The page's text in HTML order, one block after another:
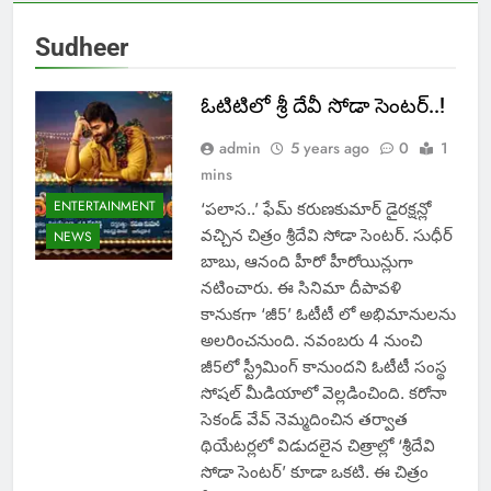
Sudheer
ENTERTAINMENT
NEWS
ఓటిటిలో శ్రీ దేవీ సోడా సెంటర్..!
admin 5 years ago 0
1
mins
‘పలాస..’ ఫేమ్ కరుణకుమార్ డైరక్షన్లో
వచ్చిన చిత్రం శ్రీదేవి సోడా సెంటర్. సుధీర్
బాబు, ఆనంది హీరో హీరోయిన్లుగా
నటించారు. ఈ సినిమా దీపావళి
కానుకగా ‘జీ5’ ఓటీటీ లో అభిమానులను
అలరించనుంది. నవంబరు 4 నుంచి
జీ5లో స్ట్రీమింగ్ కానుందని ఓటీటీ సంస్థ
సోషల్ మీడియాలో వెల్లడించింది. కరోనా
సెకండ్ వేవ్ నెమ్మదించిన తర్వాత
థియేటర్లలో విడుదలైన చిత్రాల్లో ‘శ్రీదేవి
సోడా సెంటర్’ కూడా ఒకటి. ఈ చిత్రం